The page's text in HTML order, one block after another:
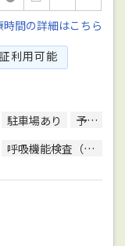
時間の詳細はこちら
利用可能
駐車場あり 予約可
呼吸機能検査（スパイロメトリー）